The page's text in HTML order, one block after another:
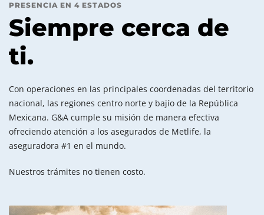
PRESENCIA EN 4 ESTADOS
Siempre cerca de
ti.
Con operaciones en las principales coordenadas del territorio
nacional, las regiones centro norte y bajío de la República
Mexicana. G&A cumple su misión de manera efectiva
ofreciendo atención a los asegurados de Metlife, la
aseguradora #1 en el mundo.
Nuestros trámites no tienen costo.